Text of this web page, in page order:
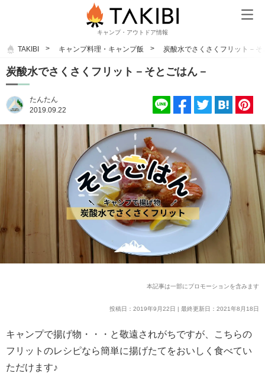
キャンプ・アウトドア情報
TAKIBI キャンプ料理・キャンプ飯 炭酸水でさくさくフリット－そ
炭酸水でさくさくフリット－そとごはん－
たんたん
2019.09.22
本記事は一部にプロモーションを含みます
投稿日：2019年9月22日 | 最終更新日：2021年8月18日
キャンプで揚げ物・・・と敬遠されがちですが、こちらの
フリットのレシピなら簡単に揚げたてをおいしく食べてい
ただけます♪